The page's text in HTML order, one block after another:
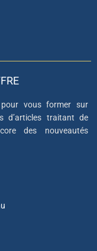
pour vous former sur
d’articles traitant de
des nouveautés